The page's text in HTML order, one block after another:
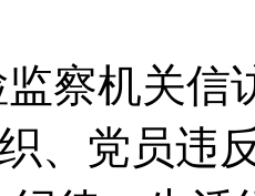
察机关信
、党员违